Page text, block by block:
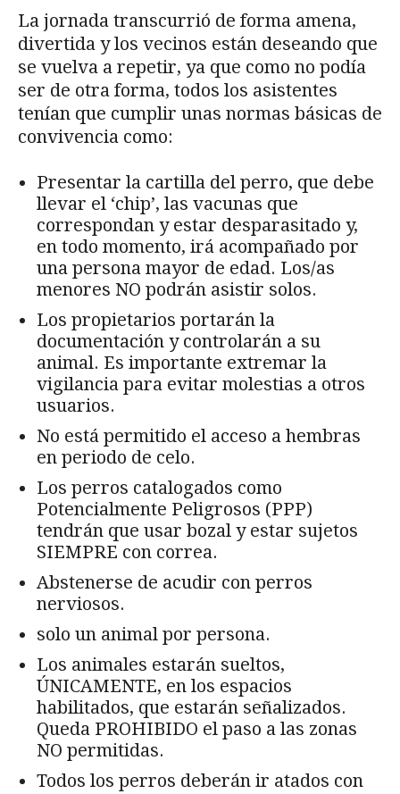
La jornada transcurrió de forma amena,
divertida y los vecinos están deseando que
se vuelva a repetir, ya que como no podía
ser de otra forma, todos los asistentes
tenían que cumplir unas normas básicas de
convivencia como:
Presentar la cartilla del perro, que debe
llevar el ‘chip’, las vacunas que
correspondan y estar desparasitado y,
en todo momento, irá acompañado por
una persona mayor de edad. Los/as
menores NO podrán asistir solos.
Los propietarios portarán la
documentación y controlarán a su
animal. Es importante extremar la
vigilancia para evitar molestias a otros
usuarios.
No está permitido el acceso a hembras
en periodo de celo.
Los perros catalogados como
Potencialmente Peligrosos (PPP)
tendrán que usar bozal y estar sujetos
SIEMPRE con correa.
Abstenerse de acudir con perros
nerviosos.
solo un animal por persona.
Los animales estarán sueltos,
ÚNICAMENTE, en los espacios
habilitados, que estarán señalizados.
Queda PROHIBIDO el paso a las zonas
NO permitidas.
Todos los perros deberán ir atados con